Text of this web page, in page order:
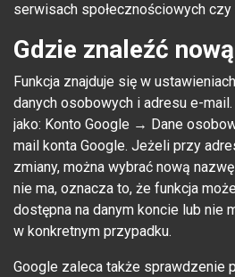
serwisach społecznościowych czy
Gdzie znaleźć
Funkcja znajduje się w
danych osobowych i adresu e-
jako: Konto Google → Dane
mail konta Google. Jeżeli przy
zmiany, można wybrać nową
nie ma, oznacza to, że funkcja
dostępna na danym koncie lub nie
w konkretnym przypadku.
Google zaleca także sprawdzenie